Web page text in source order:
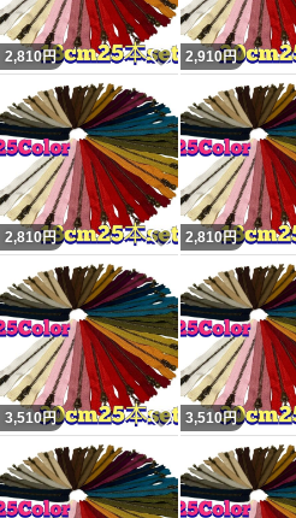
2,810円 いいね！
2,910円
2,810円 いいね！
2,810円
3,510円 いいね！
3,510円